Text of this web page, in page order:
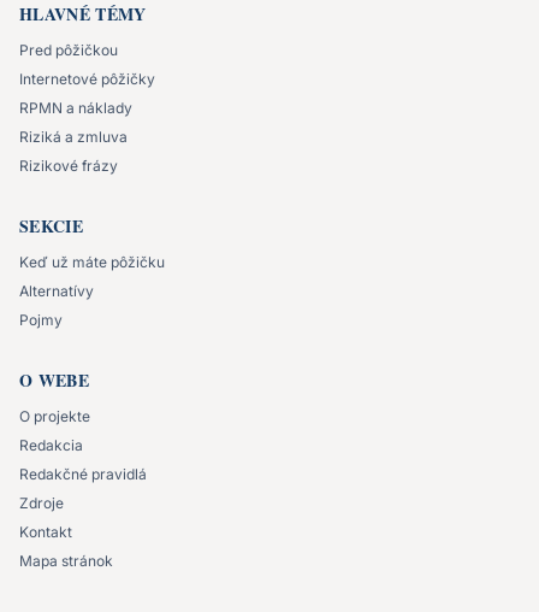
HLAVNÉ TÉMY
Pred pôžičkou
Internetové pôžičky
RPMN a náklady
Riziká a zmluva
Rizikové frázy
SEKCIE
Keď už máte pôžičku
Alternatívy
Pojmy
O WEBE
O projekte
Redakcia
Redakčné pravidlá
Zdroje
Kontakt
Mapa stránok